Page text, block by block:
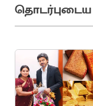
தொடர்புடைய